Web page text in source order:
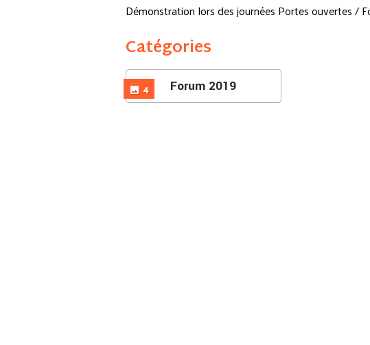
Démonstration lors des journées Portes ouvertes /
Catégories
4 Forum 2019